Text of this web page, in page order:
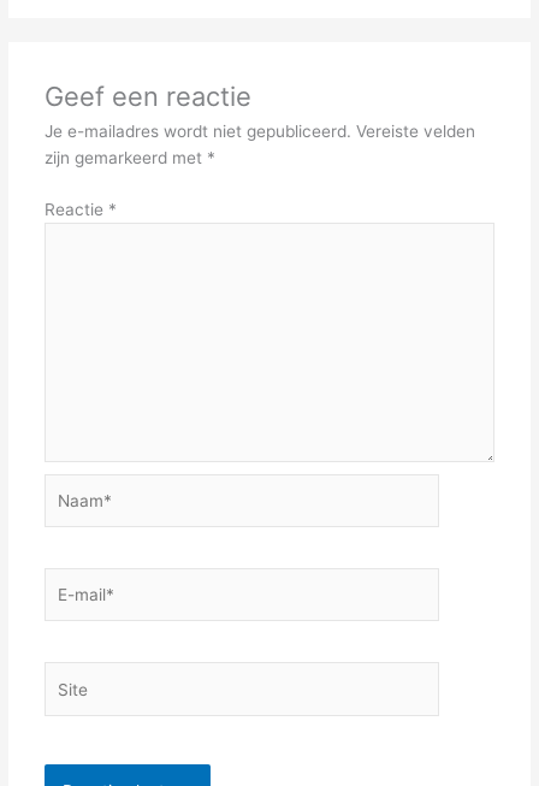
Geef een reactie
Je e-mailadres wordt niet gepubliceerd. Vereiste velden
zijn gemarkeerd met *
Reactie *
mail*